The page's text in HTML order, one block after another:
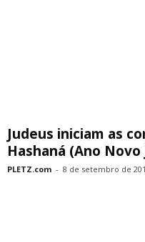
Judeus iniciam as
Hashaná (Ano Novo
PLETZ.com - 8 de setembro de